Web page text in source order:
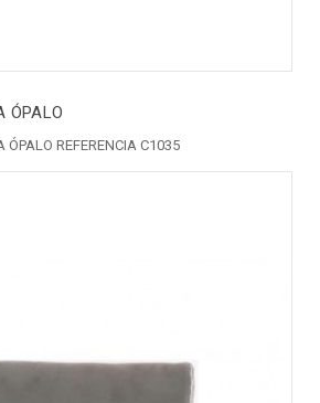
ÓPALO
ÓPALO REFERENCIA C1035